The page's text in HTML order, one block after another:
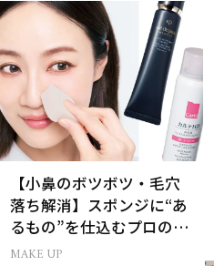
【小鼻のボツボツ・毛穴
落ち解消】スポンジに“あ
るもの”を仕込むプロの超
簡単メイクテク
MAKE UP